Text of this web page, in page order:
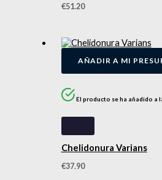
€51.20
AÑADIR A MI
El producto se ha añadido a
Chelidonura Varians
€37.90